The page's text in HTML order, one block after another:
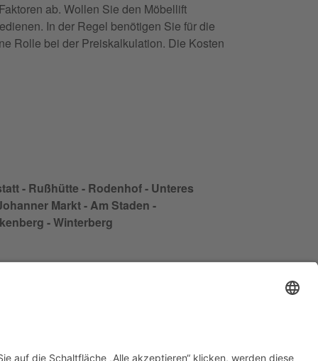
ab. Wollen Sie den Möbellift
In der Regel benötigen Sie für die
Rolle bei der Preiskalkulation. Die Kosten
- Rußhütte - Rodenhof - Unteres
Markt - Am Staden -
- Winterberg